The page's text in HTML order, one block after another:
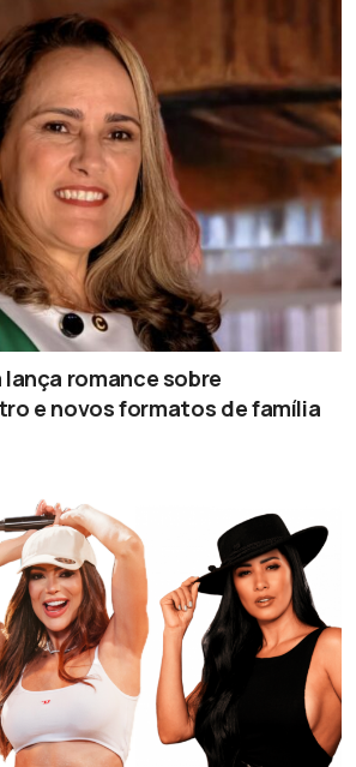
romance sobre
e novos formatos de família